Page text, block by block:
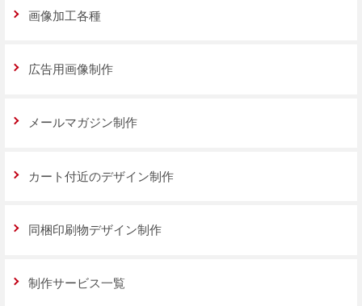
画像加工各種
広告用画像制作
メールマガジン制作
カート付近のデザイン制作
同梱印刷物デザイン制作
制作サービス一覧